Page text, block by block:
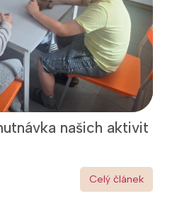
našich aktivit
Celý článek